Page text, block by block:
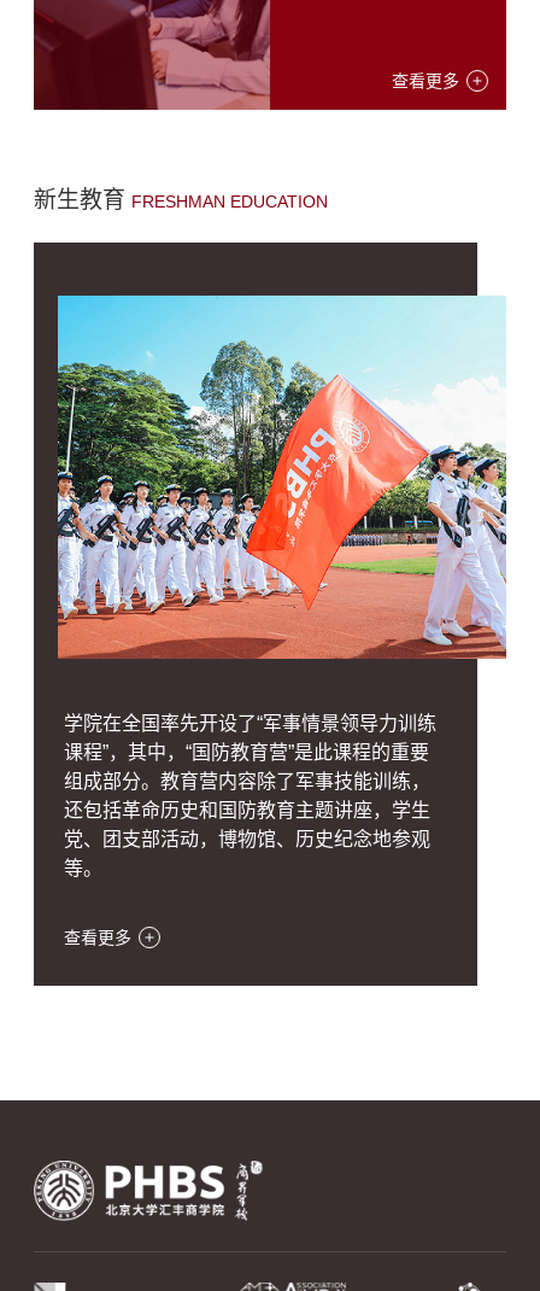
查看更多
新生教育 FRESHMAN EDUCATION
学院在全国率先开设了“军事情景领导力训练
课程”，其中，“国防教育营”是此课程的重要
组成部分。教育营内容除了军事技能训练，
还包括革命历史和国防教育主题讲座，学生
党、团支部活动，博物馆、历史纪念地参观
等。
查看更多